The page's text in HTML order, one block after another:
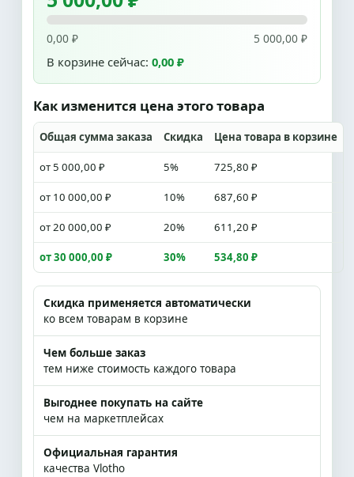
0,00 ₽ 5 000,00 ₽
В корзине сейчас: 0,00 ₽
Как изменится цена этого товара
Общая сумма заказа Скидка Цена товара в корзине
от 5 000,00 ₽ 5% 725,80 ₽
от 10 000,00 ₽ 10% 687,60 ₽
от 20 000,00 ₽ 20% 611,20 ₽
от 30 000,00 ₽ 30% 534,80 ₽
Скидка применяется автоматически
ко всем товарам в корзине
Чем больше заказ
тем ниже стоимость каждого товара
Выгоднее покупать на сайте
чем на маркетплейсах
Официальная гарантия
качества Vlotho